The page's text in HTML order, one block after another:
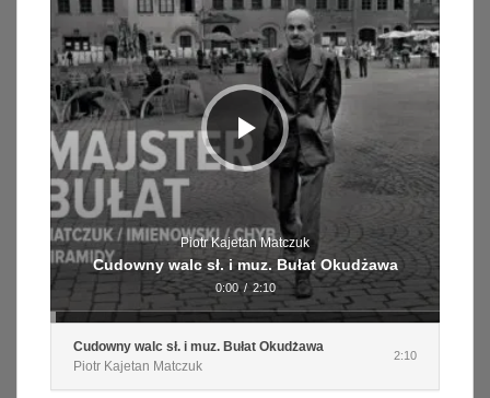
Piotr Kajetan Matczuk
Cudowny walc sł. i muz. Bułat Okudżawa
0:00 / 2:10
Cudowny walc sł. i muz. Bułat Okudżawa
Piotr Kajetan Matczuk
2:10